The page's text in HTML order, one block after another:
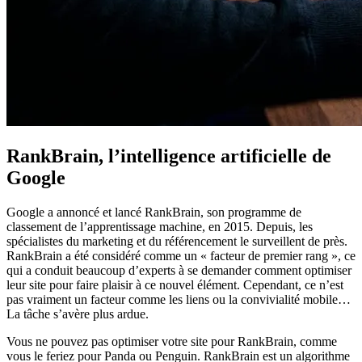
RankBrain, l’intelligence artificielle de
Google
Google a annoncé et lancé RankBrain, son programme de
classement de l’apprentissage machine, en 2015. Depuis, les
spécialistes du marketing et du référencement le surveillent de près.
RankBrain a été considéré comme un « facteur de premier rang », ce
qui a conduit beaucoup d’experts à se demander comment optimiser
leur site pour faire plaisir à ce nouvel élément. Cependant, ce n’est
pas vraiment un facteur comme les liens ou la convivialité mobile…
La tâche s’avère plus ardue.
Vous ne pouvez pas optimiser votre site pour RankBrain, comme
vous le feriez pour Panda ou Penguin. RankBrain est un algorithme